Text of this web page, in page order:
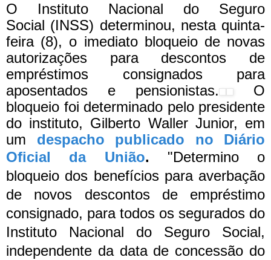
O Instituto Nacional do Seguro
Social (INSS) determinou, nesta quinta-
feira (8), o imediato bloqueio de novas
autorizações para descontos de
empréstimos consignados para
aposentados e pensionistas.
O
bloqueio foi determinado pelo presidente
do instituto, Gilberto Waller Junior, em
um despacho publicado no Diário
Oficial da União. "Determino o
bloqueio dos benefícios para averbação
de novos descontos de empréstimo
consignado, para todos os segurados do
Instituto Nacional do Seguro Social,
independente da data de concessão do